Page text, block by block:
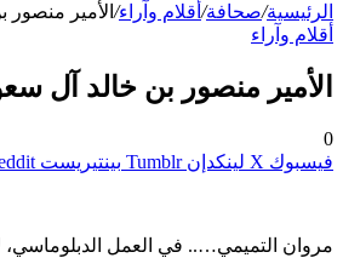
الرئيسية/صحافة/ أقلام وآراء/ الأمير منصور
أقلام وآراء
الأمير منصور بن خالد آل
0
فيسبوك ‫X لينكدإن بينتيريست
مروان التميمي….. في العمل الدبلوماسي،